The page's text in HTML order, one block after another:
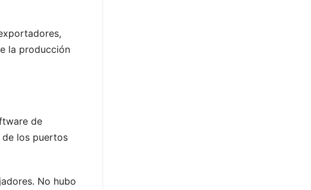
la producción
de
los puertos
No hubo